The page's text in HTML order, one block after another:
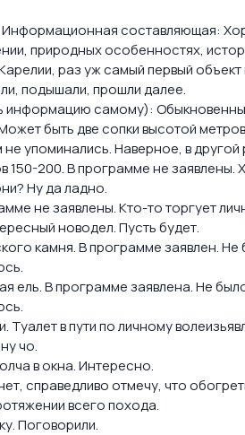
Информационная составляющая:
природных особенностях,
раз уж самый первый объект
подышали, прошли далее.
информацию самому):
быть две сопки высотой
упоминались. Наверное, в
150-200. В программе не
Ну да ладно.
не заявлены. Кто-то торгует
новодел. Пусть будет.
камня. В программе заявлен.
ель. В программе заявлена. Не
в пути по личному
чо.
в окна. Интересно.
справедливо отмечу, что
всего похода.
Поговорили.